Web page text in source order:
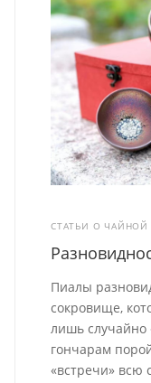
СТАТЬИ О ЧАЙНОЙ
Пиалы
сокровище,
лишь случайно
гончарам
«встречи» всю